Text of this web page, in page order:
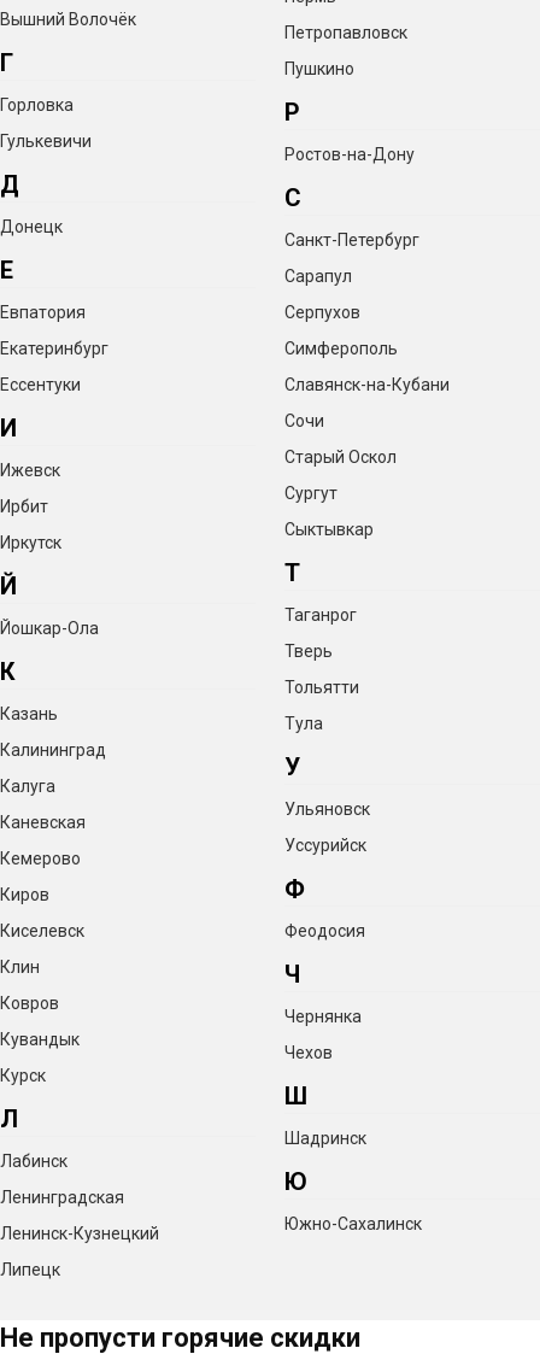
Вышний Волочёк
Г
Горловка
Гулькевичи
Д
Донецк
Е
Евпатория
Екатеринбург
Ессентуки
И
Ижевск
Ирбит
Иркутск
Й
Йошкар-Ола
К
Казань
Калининград
Калуга
Каневская
Кемерово
Киров
Киселевск
Клин
Ковров
Кувандык
Курск
Л
Лабинск
Ленинградская
Ленинск-Кузнецкий
Липецк
Петропавловск
Пушкино
Р
Ростов-на-Дону
С
Санкт-Петербург
Сарапул
Серпухов
Симферополь
Славянск-на-Кубани
Сочи
Старый Оскол
Сургут
Сыктывкар
Т
Таганрог
Тверь
Тольятти
Тула
У
Ульяновск
Уссурийск
Ф
Феодосия
Ч
Чернянка
Чехов
Ш
Шадринск
Ю
Южно-Сахалинск
Не пропусти горячие скидки